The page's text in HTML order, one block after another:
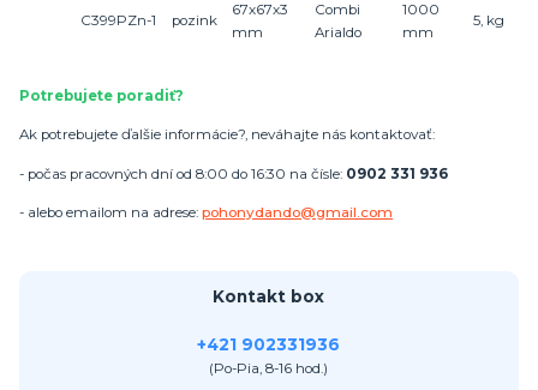
C399PZn-1 pozink
67x67x3
mm
Combi
Arialdo
1000
mm
5, kg
Potrebujete poradiť?
Ak potrebujete ďalšie informácie?, neváhajte nás kontaktovať:
- počas pracovných dní od 8:00 do 16:30 na čísle: 0902 331 936
- alebo emailom na adrese: pohonydando@gmail.com
Kontakt box
+421 902331936
(Po-Pia, 8-16 hod.)